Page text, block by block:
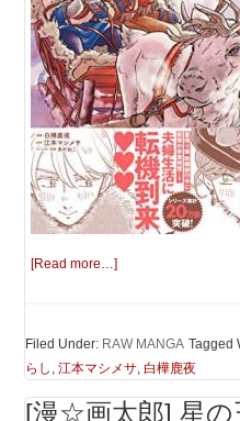
[Read more…]
Filed Under: RAW MANGA Tagged
らし ,江本マシメサ,白樺鹿夜
[漫☆画太郎] 星の